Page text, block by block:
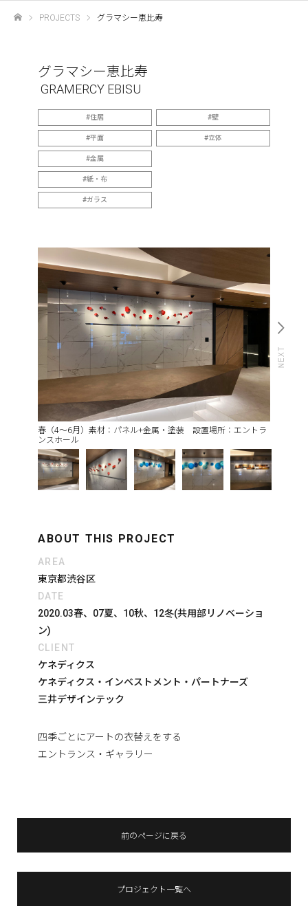
PROJECTS グラマシー恵比寿
グラマシー恵比寿
GRAMERCY EBISU
住居 壁
平面 立体
金属
紙・布
ガラス
春（4～6月）素材：パネル+金属・塗装 設置場所：エントラ
ンスホール
ABOUT THIS PROJECT
AREA
東京都渋谷区
DATE
2020.03春、07夏、10秋、12冬(共用部リノベーショ
ン)
CLIENT
ケネディクス
ケネディクス・インベストメント・パートナーズ
三井デザインテック
四季ごとにアートの衣替えをする
エントランス・ギャラリー
前のページに戻る
プロジェクト一覧へ